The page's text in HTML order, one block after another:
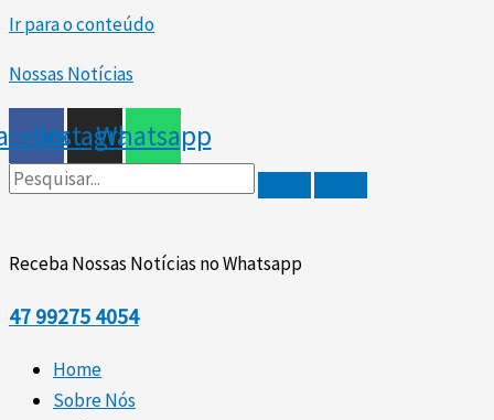
Ir para o conteúdo
Nossas Notícias
InstagramWhatsapp
Receba Nossas Notícias no Whatsapp
47 99275 4054
Home
Sobre Nós